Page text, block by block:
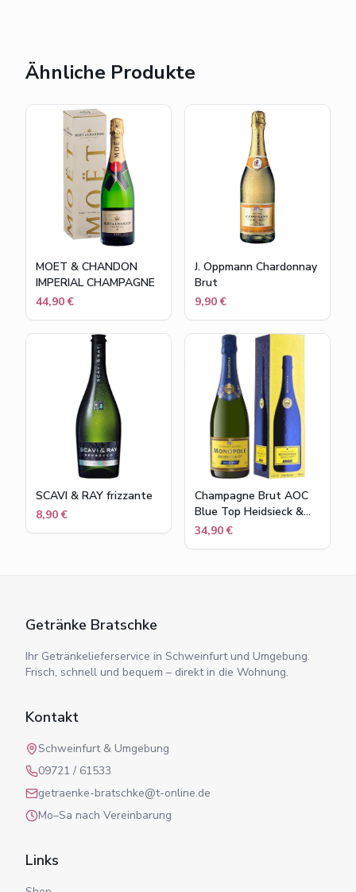
Ähnliche Produkte
MOET & CHANDON
IMPERIAL CHAMPAGNE
44,90 €
J. Oppmann Chardonnay
Brut
9,90 €
SCAVI & RAY frizzante
8,90 €
Champagne Brut AOC
Blue Top Heidsieck &
Co. Monopole
34,90 €
Getränke Bratschke
Ihr Getränkelieferservice in Schweinfurt und Umgebung.
Frisch, schnell und bequem – direkt in die Wohnung.
Kontakt
Schweinfurt & Umgebung
09721 / 61533
getraenke-bratschke@t-online.de
Mo–Sa nach Vereinbarung
Links